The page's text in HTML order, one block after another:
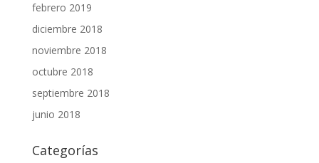
febrero 2019
diciembre 2018
noviembre 2018
octubre 2018
septiembre 2018
junio 2018
Categorías